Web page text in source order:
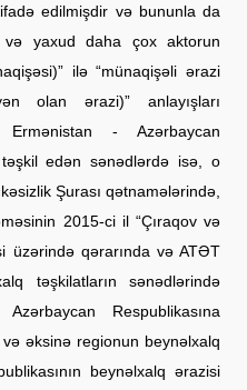
edilmişdir və bununla da
yaxud daha çox aktorun
ilə “münaqişəli ərazi
olan ərazi)” anlayışları
Ermənistan - Azərbaycan
təşkil edən sənədlərdə isə, o
Şurası qətnamələrində,
2015-ci il “Çıraqov və
üzərində qərarında və ATƏT
təşkilatların sənədlərində
Respublikasına
və əksinə regionun beynəlxalq
beynəlxalq ərazisi